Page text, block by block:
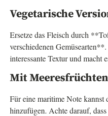
Vegetarische
Ersetze das Fleisch durch
verschiedenen
interessante Textur und macht
Mit Meeresfrüchten
Für eine maritime Note
hinzufügen. Achte darauf,